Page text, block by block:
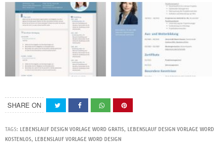
SHARE ON
TAGS: LEBENSLAUF DESIGN VORLAGE WORD GRATIS, LEBENSLAUF DESIGN VORLAGE WORD
KOSTENLOS, LEBENSLAUF VORLAGE WORD DESIGN